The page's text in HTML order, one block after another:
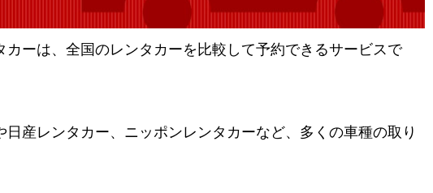
カーは、全国のレンタカーを比較して予約できるサービスで
日産レンタカー、ニッポンレンタカーなど、多くの車種の取り